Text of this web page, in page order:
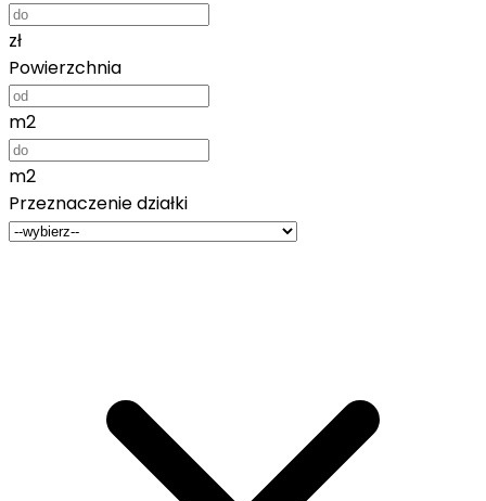
zł
Powierzchnia
m2
m2
Przeznaczenie działki